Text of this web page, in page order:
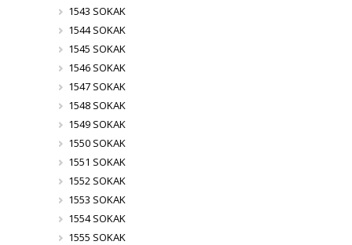
1543 SOKAK
1544 SOKAK
1545 SOKAK
1546 SOKAK
1547 SOKAK
1548 SOKAK
1549 SOKAK
1550 SOKAK
1551 SOKAK
1552 SOKAK
1553 SOKAK
1554 SOKAK
1555 SOKAK